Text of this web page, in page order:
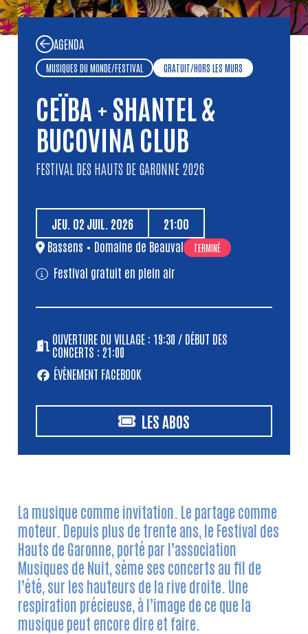
La musique comme invitation. Le partage comme
moteur. Depuis plus de trente ans, le Festival des
Hauts de Garonne, porté par l’association
Musiques de Nuit, sème ses concerts au fil de
l’été, sur les hauteurs de la rive droite. Une
respiration précieuse, à l’image de ce que la
musique peut encore dire et faire.
AGENDA
MUSIQUES DU MONDE/FESTIVAL GRATUIT/HORS LES MURS
CEÏBA + SHANTEL &
BUCOVINA CLUB
FESTIVAL DES HAUTS DE GARONNE 2026
JEU. 02 JUIL. 2026
21:00
Bassens • Domaine de Beauval TERMINÉ
Festival gratuit en plein air
OUVERTURE DU VILLAGE : 19:30 / DÉBUT DES
CONCERTS : 21:00
ÉVÈNEMENT FACEBOOK
LES ABOS